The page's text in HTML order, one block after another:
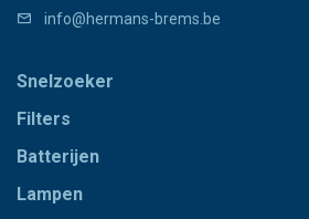
info@hermans-brems.be
Snelzoeker
Filters
Batterijen
Lampen